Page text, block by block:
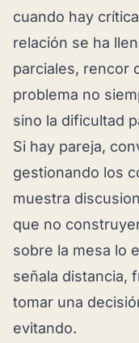
cuando hay
relación se ha
parciales, rencor
problema no
sino la dificultad
Si hay pareja,
gestionando los
muestra
que no
sobre la mesa lo
señala distancia,
tomar una
evitando.